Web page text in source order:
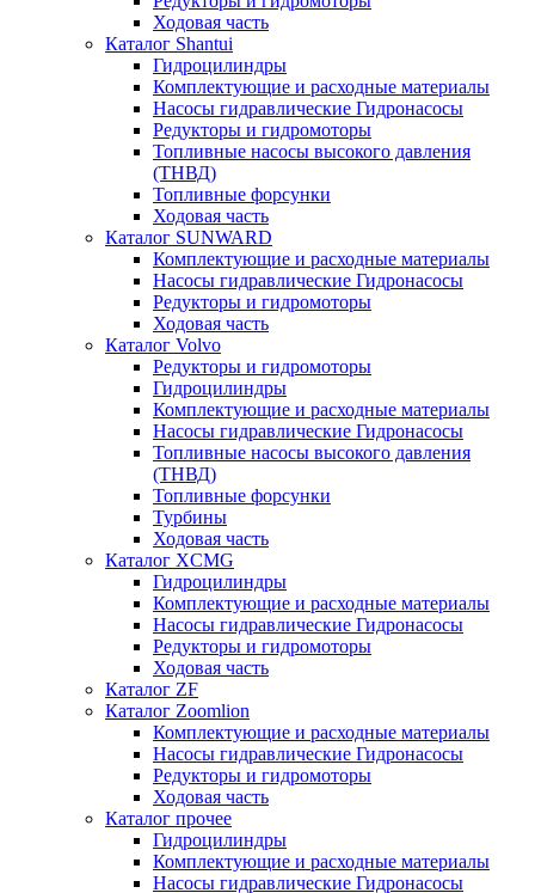
Ходовая часть
Каталог Shantui
Гидроцилиндры
Комплектующие и расходные материалы
Насосы гидравлические Гидронасосы
Редукторы и гидромоторы
Топливные насосы высокого давления
(ТНВД)
Топливные форсунки
Ходовая часть
Каталог SUNWARD
Комплектующие и расходные материалы
Насосы гидравлические Гидронасосы
Редукторы и гидромоторы
Ходовая часть
Каталог Volvo
Редукторы и гидромоторы
Гидроцилиндры
Комплектующие и расходные материалы
Насосы гидравлические Гидронасосы
Топливные насосы высокого давления
(ТНВД)
Топливные форсунки
Турбины
Ходовая часть
Каталог XCMG
Гидроцилиндры
Комплектующие и расходные материалы
Насосы гидравлические Гидронасосы
Редукторы и гидромоторы
Ходовая часть
Каталог ZF
Каталог Zoomlion
Комплектующие и расходные материалы
Насосы гидравлические Гидронасосы
Редукторы и гидромоторы
Ходовая часть
Каталог прочее
Гидроцилиндры
Комплектующие и расходные материалы
Насосы гидравлические Гидронасосы